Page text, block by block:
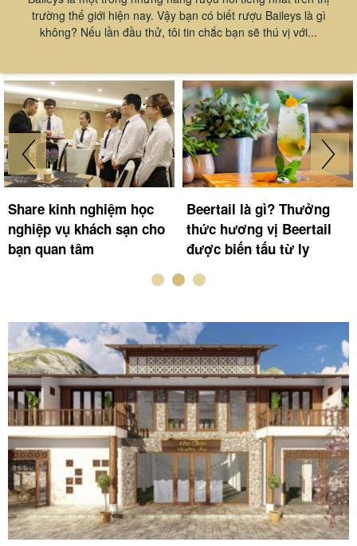
trường thế giới hiện nay. Vậy bạn có biết rượu Baileys là gì
không? Nếu lần đầu thử, tôi tin chắc bạn sẽ thú vị với...
Commis chef là gì?
Những kinh nghiệm mà
Commis chef cần sở hữu
Steward là gì? Bạn có
phải là ứng viên thực sự
phù hợp với vị trí